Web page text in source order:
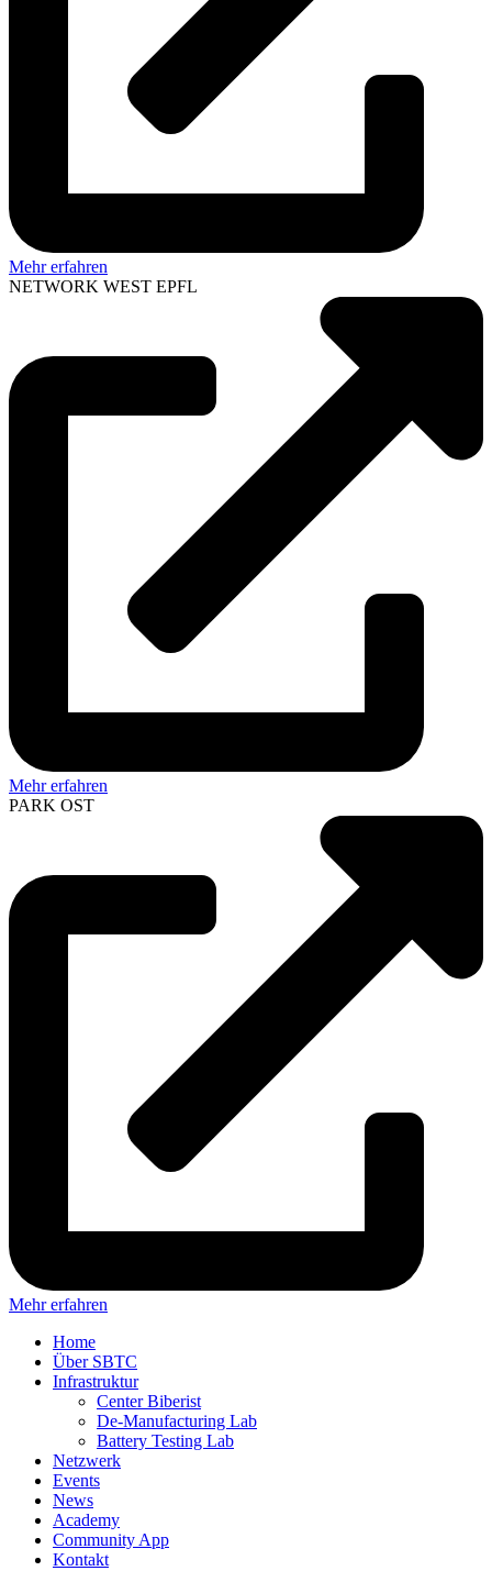
Mehr erfahren
NETWORK WEST EPFL
Mehr erfahren
PARK OST
Mehr erfahren
Home
Über SBTC
Infrastruktur
Center Biberist
De-Manufacturing Lab
Battery Testing Lab
Netzwerk
Events
News
Academy
Community App
Kontakt